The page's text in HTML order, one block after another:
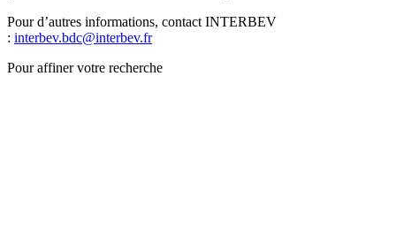
Pour d’autres informations, contact INTERBEV
: interbev.bdc@interbev.fr
Pour affiner votre recherche